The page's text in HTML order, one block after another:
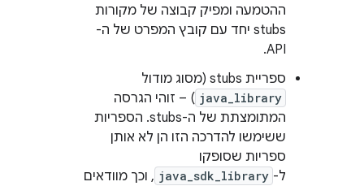
ההטמעה ומפיק קבוצה של מקורות
stubs יחד עם קובץ המפרט של ה-
API.
ספריית stubs (מסוג מודול
java_library ) – זוהי הגרסה
המתומצתת של ה-stubs. הספריות
ששימשו להדרכה הזו הן לא אותן
ספריות שסופקו
ל- java_sdk_library , וכך מוודאים